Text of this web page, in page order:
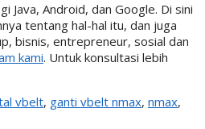
Java, Android, dan Google. Di sini
tentang hal-hal itu, dan juga
bisnis, entrepreneur, sosial dan
kami. Untuk konsultasi lebih
vbelt, ganti vbelt nmax, nmax,